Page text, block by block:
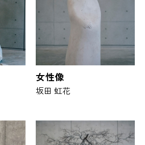
女性像
坂田 虹花